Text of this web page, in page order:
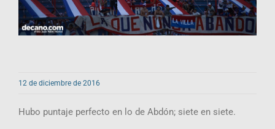
12 de diciembre de 2016
Hubo puntaje perfecto en lo de Abdón; siete en siete.